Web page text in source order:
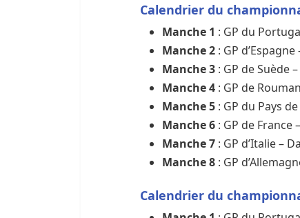
Calendrier du
Manche 1 : GP du
Manche 2 : GP
Manche 3 : GP de Suède
Manche 4 : GP de
Manche 5 : GP du Pays
Manche 6 : GP de France
Manche 7 : GP d’Italie –
Manche 8 : GP
Calendrier du